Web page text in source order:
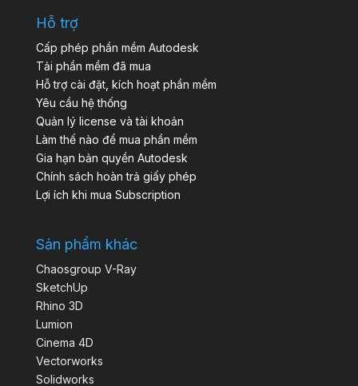
Hỗ trợ
Cấp phép phần mềm Autodesk
Tải phần mềm đã mua
Hỗ trợ cài đặt, kích hoạt phần mềm
Yêu cầu hệ thống
Quản lý license và tài khoản
Làm thế nào để mua phần mềm
Gia hạn bản quyền Autodesk
Chính sách hoàn trả giấy phép
Lợi ích khi mua Subscription
Sản phẩm khác
Chaosgroup V-Ray
SketchUp
Rhino 3D
Lumion
Cinema 4D
Vectorworks
Solidworks